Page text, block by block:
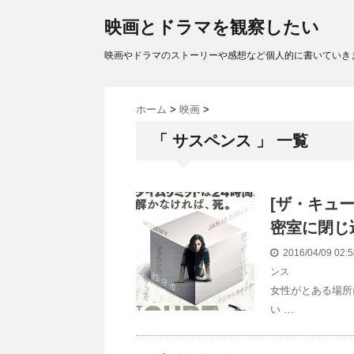
映画とドラマを観察したい
映画やドラマのストーリーや感想など個人的に書いていき
ホーム > 映画 >
「 サスペンス 」 一覧
[ザ・キュ
密室に閉じ
2016/04/09
ンス
女性がとある場
い …